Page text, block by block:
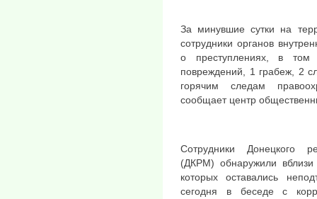
За минувшие сутки на
сотрудники органов
о преступлениях, в том
повреждений, 1 грабеж, 2
горячим следам
сообщает центр
Сотрудники Донецкого
(ДКРМ) обнаружили
которых оставались
сегодня в беседе с